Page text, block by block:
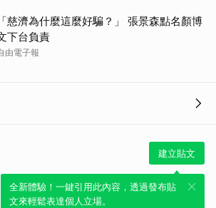
「慈濟為什麼這麼好騙？」 張景森點名顏博
下台負責
由電子報
建立貼文
全新體驗！一鍵引用此內容，透過發布貼
文來輕鬆表達個人立場。